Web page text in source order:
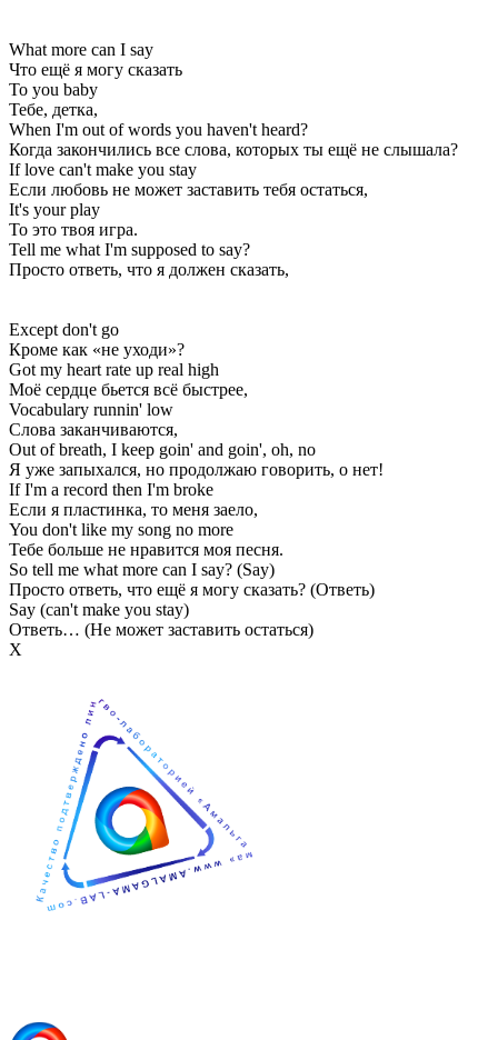
What more can I say
Что ещё я могу сказать
To you baby
Тебе, детка,
When I'm out of words you haven't heard?
Когда закончились все слова, которых ты ещё не слышала?
If love can't make you stay
Если любовь не может заставить тебя остаться,
It's your play
То это твоя игра.
Tell me what I'm supposed to say?
Просто ответь, что я должен сказать,
Except don't go
Кроме как «не уходи»?
Got my heart rate up real high
Моё сердце бьется всё быстрее,
Vocabulary runnin' low
Слова заканчиваются,
Out of breath, I keep goin' and goin', oh, no
Я уже запыхался, но продолжаю говорить, о нет!
If I'm a record then I'm broke
Если я пластинка, то меня заело,
You don't like my song no more
Тебе больше не нравится моя песня.
So tell me what more can I say? (Say)
Просто ответь, что ещё я могу сказать? (Ответь)
Say (can't make you stay)
Ответь… (Не может заставить остаться)
Х